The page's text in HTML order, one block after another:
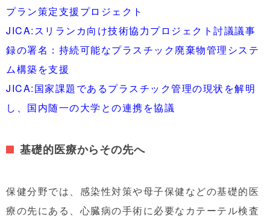
プラン策定支援プロジェクト
JICA:スリランカ向け技術協力プロジェクト討議議事
録の署名：持続可能なプラスチック廃棄物管理システ
ム構築を支援
JICA:国家課題であるプラスチック管理の現状を解明
し、国内随一の大学との連携を協議
基礎的医療からその先へ
保健分野では、感染性対策や母子保健などの基礎的医
療の先にある、心臓病の手術に必要なカテーテル検査